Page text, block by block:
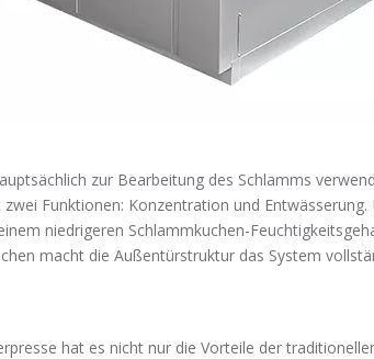
zur Bearbeitung des Schlamms
Funktionen: Konzentration und
niedrigeren Schlammkuchen-
macht die Außentürstruktur das System
hat es nicht nur die Vorteile der